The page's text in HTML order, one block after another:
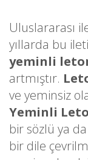
Uluslararası
yıllarda bu
yeminli
artmıştır.
ve yeminsiz
Yeminli
bir sözlü ya
bir dile